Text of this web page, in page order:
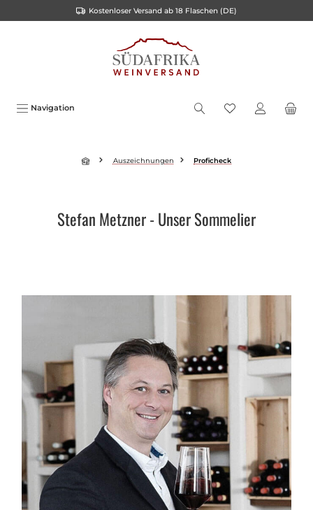
Kostenloser Versand ab 18 Flaschen (DE)
Navigation
Auszeichnungen Proficheck
Stefan Metzner - Unser Sommelier